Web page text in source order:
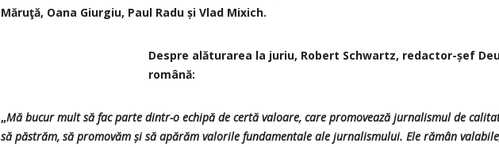
Măruţă, Oana Giurgiu, Paul Radu și Vlad Mixich.
Despre alăturarea la juriu, Robert Schwartz, redactor-șef
română:
„Mă bucur mult să fac parte dintr-o echipă de certă valoare, care promovează jurnalismul de
să păstrăm, să promovăm și să apărăm valorile fundamentale ale jurnalismului. Ele rămân